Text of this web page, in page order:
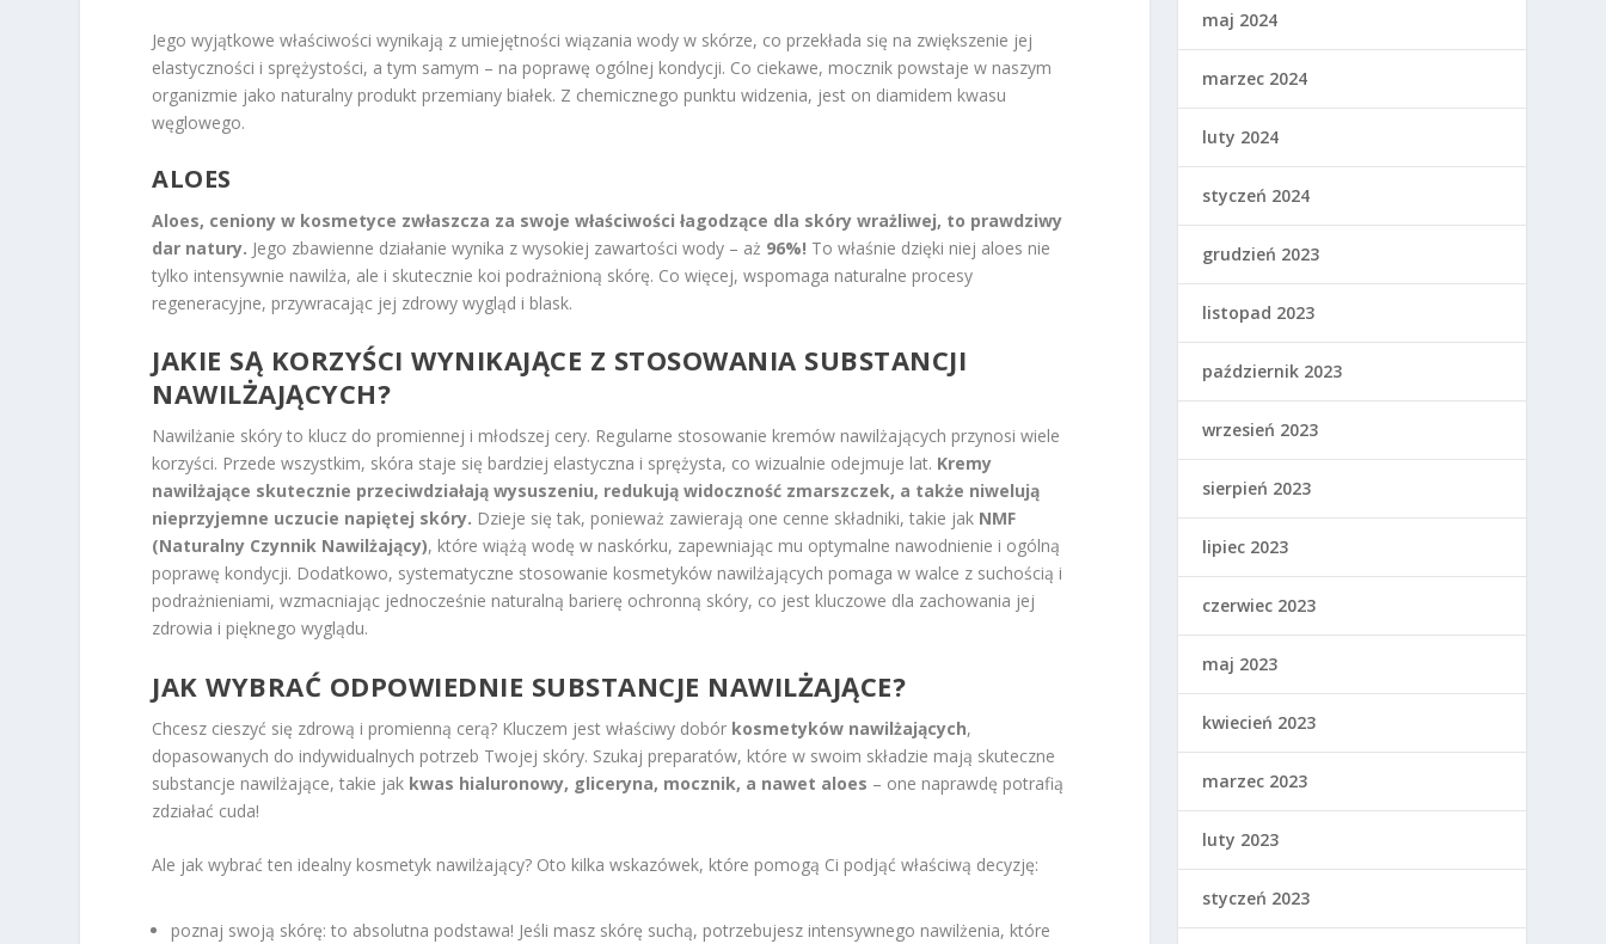
Jego wyjątkowe właściwości wynikają z umiejętności wiązania wody w skórze, co przekłada się na zwiększenie jej
elastyczności i sprężystości, a tym samym – na poprawę ogólnej kondycji. Co ciekawe, mocznik powstaje w naszym
organizmie jako naturalny produkt przemiany białek. Z chemicznego punktu widzenia, jest on diamidem kwasu
węglowego.
ALOES
Aloes, ceniony w kosmetyce zwłaszcza za swoje właściwości łagodzące dla skóry wrażliwej, to prawdziwy
dar natury. Jego zbawienne działanie wynika z wysokiej zawartości wody – aż 96%! To właśnie dzięki niej aloes nie
tylko intensywnie nawilża, ale i skutecznie koi podrażnioną skórę. Co więcej, wspomaga naturalne procesy
regeneracyjne, przywracając jej zdrowy wygląd i blask.
JAKIE SĄ KORZYŚCI WYNIKAJĄCE Z STOSOWANIA SUBSTANCJI
NAWILŻAJĄCYCH?
Nawilżanie skóry to klucz do promiennej i młodszej cery. Regularne stosowanie kremów nawilżających przynosi wiele
korzyści. Przede wszystkim, skóra staje się bardziej elastyczna i sprężysta, co wizualnie odejmuje lat. Kremy
nawilżające skutecznie przeciwdziałają wysuszeniu, redukują widoczność zmarszczek, a także niwelują
nieprzyjemne uczucie napiętej skóry. Dzieje się tak, ponieważ zawierają one cenne składniki, takie jak NMF
(Naturalny Czynnik Nawilżający), które wiążą wodę w naskórku, zapewniając mu optymalne nawodnienie i ogólną
poprawę kondycji. Dodatkowo, systematyczne stosowanie kosmetyków nawilżających pomaga w walce z suchością i
podrażnieniami, wzmacniając jednocześnie naturalną barierę ochronną skóry, co jest kluczowe dla zachowania jej
zdrowia i pięknego wyglądu.
JAK WYBRAĆ ODPOWIEDNIE SUBSTANCJE NAWILŻAJĄCE?
Chcesz cieszyć się zdrową i promienną cerą? Kluczem jest właściwy dobór kosmetyków nawilżających,
dopasowanych do indywidualnych potrzeb Twojej skóry. Szukaj preparatów, które w swoim składzie mają skuteczne
substancje nawilżające, takie jak kwas hialuronowy, gliceryna, mocznik, a nawet aloes – one naprawdę potrafią
zdziałać cuda!
Ale jak wybrać ten idealny kosmetyk nawilżający? Oto kilka wskazówek, które pomogą Ci podjąć właściwą decyzję:
poznaj swoją skórę: to absolutna podstawa! Jeśli masz skórę suchą, potrzebujesz intensywnego nawilżenia, które
maj 2024
marzec 2024
luty 2024
styczeń 2024
grudzień 2023
listopad 2023
październik 2023
wrzesień 2023
sierpień 2023
lipiec 2023
czerwiec 2023
maj 2023
kwiecień 2023
marzec 2023
luty 2023
styczeń 2023